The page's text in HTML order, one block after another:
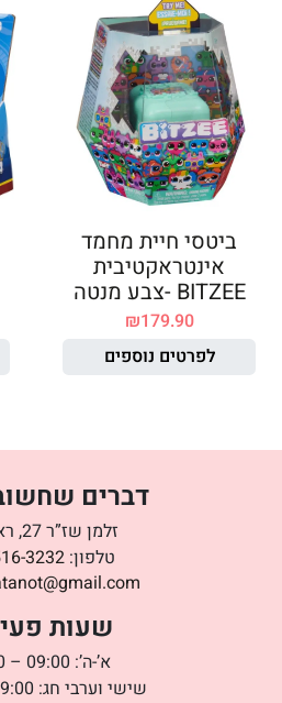
ביטסי חיית מחמד
אינטראקטיבית
BITZEE -צבע מנטה
₪179.90
לפרטים נוספים
דברים
זלמן שז”ר 27, ראשל”צ
טלפון: 3232
שעות
א’-ה’: 09:00 – 20:00
שישי וערבי חג: 09:00 – 14:00